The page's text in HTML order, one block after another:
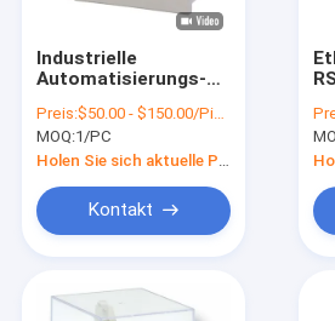
Industrielle
Automatisierungs-
Prüfer FX3U-
32MR/ES-A
Mitsubishi PLC
Preis:$50.00 - $150.00/Pieces
MOQ:1/PC
Kontakt